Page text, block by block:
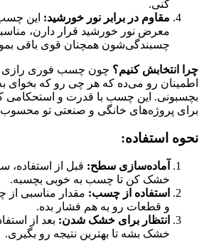
کنی.
مقاوم در برابر نور خورشید: این
معرض نور خورشید قرار دارن،
چسبندگی‌شون همچنان قوی باقی
چرا انتخابش کنیم؟ چون چسب فوری رازی
اطمینان رو می‌ده که هر چی رو که بخوای
بچسبونی. این چسب با قدرت و استحکامی که
برای پروژه‌های خانگی و صنعتی تو
نحوه استفاده:
آماده‌سازی سطح: قبل از استفاده،
خشک کن تا چسب به خوبی بچسبه.
استفاده از چسب: مقدار مناسبی
و قطعات رو به هم فشار بده.
انتظار برای خشک شدن: بعد از
خشک بشه تا بهترین نتیجه رو بگیری.